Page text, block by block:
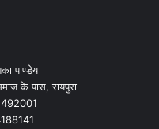
पाण्डेय
के पास, रायपुरा
492001